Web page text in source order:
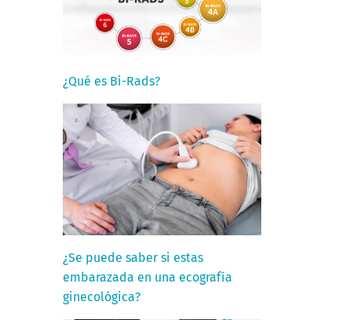
¿Qué es Bi-Rads?
¿Se puede saber si estas
embarazada en una ecografía
ginecológica?